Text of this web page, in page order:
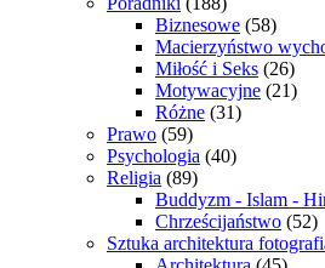
Biznesowe (58)
Macierzyństwo
Miłość i Seks (26)
Motywacyjne (21)
Różne (31)
Prawo (59)
Psychologia (40)
Religia (89)
Buddyzm - Islam -
Chrześcijaństwo (52)
Sztuka architektura